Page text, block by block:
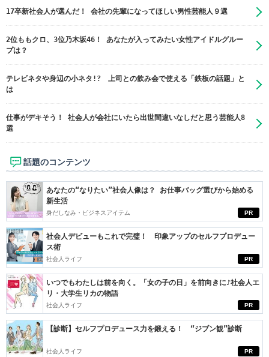
17卒新社会人が選んだ！ 会社の先輩になってほしい男性芸能人９選
2位ももクロ、3位乃木坂46！ あなたが入ってみたい女性アイドルグルー
プは？
テレビネタや身辺の小ネタ!? 上司との飲み会で使える「鉄板の話題」と
は
仕事がデキそう！ 社会人が会社にいたら出世間違いなしだと思う芸能人8
選
話題のコンテンツ
PR
あなたの“なりたい”社会人像は？ お仕事バッグ選びから始める
新生活
身だしなみ・ビジネスアイテム
PR
社会人デビューもこれで完璧！ 印象アップのセルフプロデュー
ス術
社会人ライフ
PR
いつでもわたしは前を向く。「女の子の日」を前向きに♪社会人エ
リ・大学生リカの物語
社会人ライフ
PR
【診断】セルフプロデュース力を鍛える！ “ジブン観”診断
社会人ライフ